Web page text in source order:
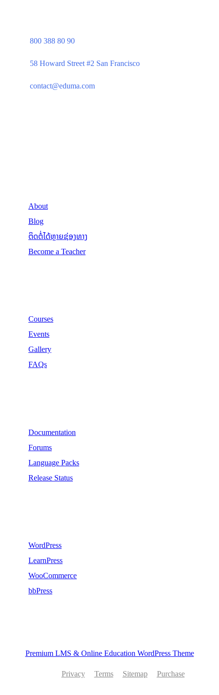
800 388 80 90
58 Howard Street #2 San Francisco
contact@eduma.com
About
Blog
ຕິດຕໍ່ໄດ້ຫຼາຍຊ່ອງທາງ
Become a Teacher
Courses
Events
Gallery
FAQs
Documentation
Forums
Language Packs
Release Status
WordPress
LearnPress
WooCommerce
bbPress
Premium LMS & Online Education WordPress Theme
Privacy
Terms Sitemap Purchase